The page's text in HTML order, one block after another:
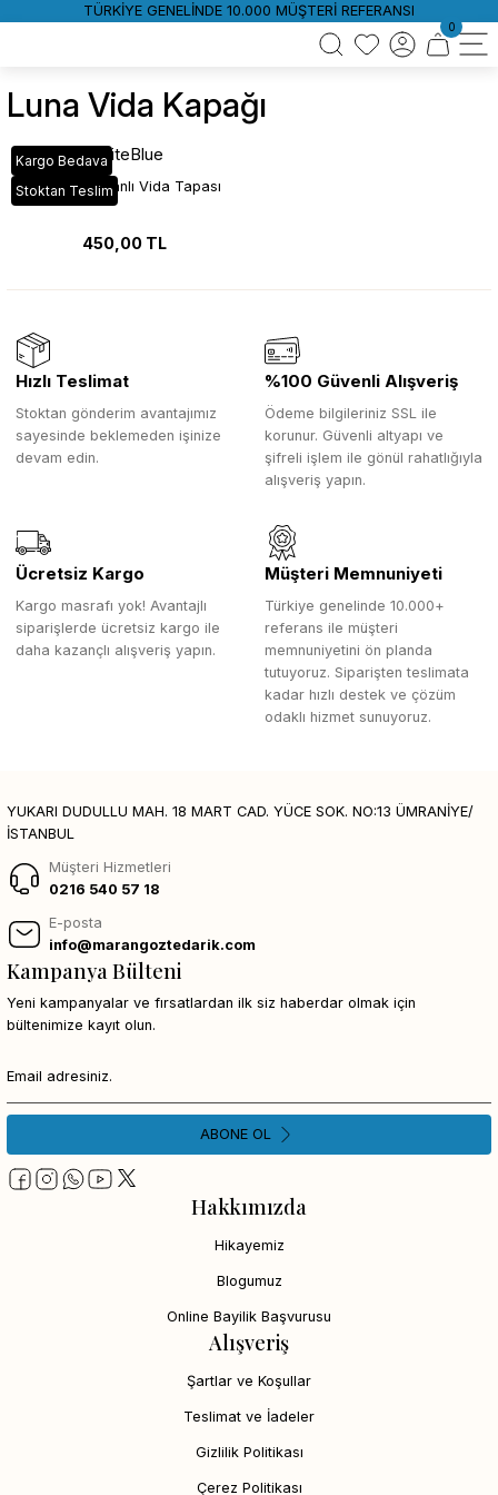
TÜRKİYE GENELİNDE 10.000 MÜŞTERİ REFERANSI
0
Luna Vida Kapağı
Kargo Bedava
Stoktan Teslim
WhiteBlue
Luna Yapışkanlı Vida Tapası
450,00 TL
Hızlı Teslimat
Stoktan gönderim avantajımız
sayesinde beklemeden işinize
devam edin.
%100 Güvenli Alışveriş
Ödeme bilgileriniz SSL ile
korunur. Güvenli altyapı ve
şifreli işlem ile gönül rahatlığıyla
alışveriş yapın.
Ücretsiz Kargo
Kargo masrafı yok! Avantajlı
siparişlerde ücretsiz kargo ile
daha kazançlı alışveriş yapın.
Müşteri Memnuniyeti
Türkiye genelinde 10.000+
referans ile müşteri
memnuniyetini ön planda
tutuyoruz. Siparişten teslimata
kadar hızlı destek ve çözüm
odaklı hizmet sunuyoruz.
YUKARI DUDULLU MAH. 18 MART CAD. YÜCE SOK. NO:13 ÜMRANİYE/
İSTANBUL
Müşteri Hizmetleri
0216 540 57 18
E-posta
info@marangoztedarik.com
Hakkımızda
Hikayemiz
Blogumuz
Online Bayilik Başvurusu
Alışveriş
Şartlar ve Koşullar
Teslimat ve İadeler
Gizlilik Politikası
Çerez Politikası
Kampanya Bülteni
Yeni kampanyalar ve fırsatlardan ilk siz haberdar olmak için
bültenimize kayıt olun.
ABONE OL